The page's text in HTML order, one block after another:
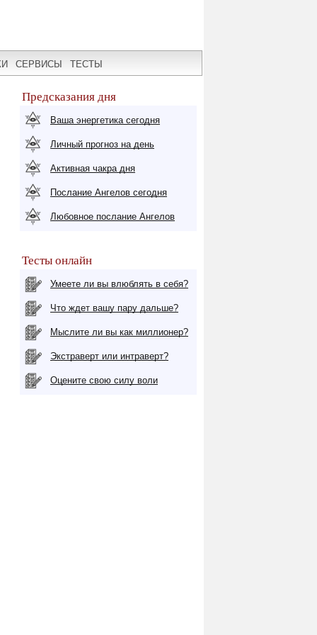
СЕРВИСЫ ТЕСТЫ
Предсказания дня
Ваша энергетика сегодня
Личный прогноз на день
Активная чакра дня
Послание Ангелов сегодня
Любовное послание Ангелов
Тесты онлайн
Умеете ли вы влюблять в себя?
Что ждет вашу пару дальше?
Мыслите ли вы как миллионер?
Экстраверт или интраверт?
Оцените свою силу воли